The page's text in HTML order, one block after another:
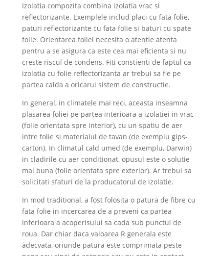
Izolatia compozita combina izolatia vrac si
reflectorizante. Exemplele includ placi cu fata folie,
paturi reflectorizante cu fata folie si baturi cu spate
folie. Orientarea foliei necesita o atentie atenta
pentru a se asigura ca este cea mai eficienta si nu
creste riscul de condens. Fiti constienti de faptul ca
izolatia cu folie reflectorizanta ar trebui sa fie pe
partea calda a oricarui sistem de constructie.
In general, in climatele mai reci, aceasta inseamna
plasarea foliei pe partea interioara a izolatiei in vrac
(folie orientata spre interior), cu un spatiu de aer
intre folie si materialul de tavan (de exemplu gips-
carton). In climatul cald umed (de exemplu, Darwin)
in cladirile cu aer conditionat, opusul este o solutie
mai buna (folie orientata spre exterior). Ar trebui sa
solicitati sfaturi de la producatorul de izolatie.
In mod traditional, a fost folosita o patura de fibre cu
fata folie in incercarea de a preveni ca partea
inferioara a acoperisului sa cada sub punctul de
roua. Dar chiar daca valoarea R generala este
adecvata, oriunde patura este comprimata peste